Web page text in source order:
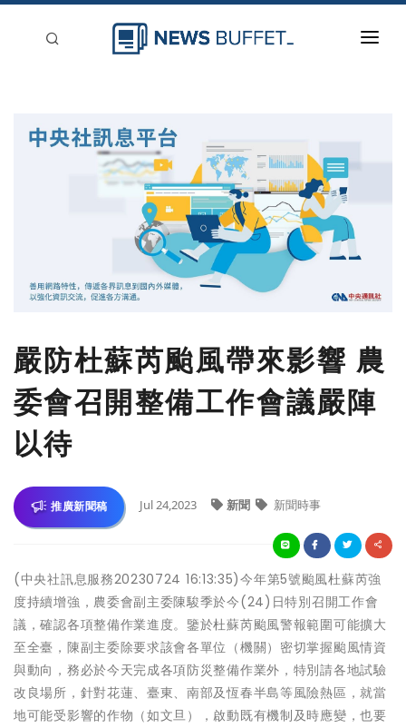
嚴防杜蘇芮颱風帶來影響 農
委會召開整備工作會議嚴陣
以待
推廣新聞稿 Jul 24,2023 新聞 新聞時事
(中央社訊息服務20230724 16:13:35)今年第5號颱風杜蘇芮強
度持續增強，農委會副主委陳駿季於今(24)日特別召開工作會
議，確認各項整備作業進度。鑒於杜蘇芮颱風警報範圍可能擴大
至全臺，陳副主委除要求該會各單位（機關）密切掌握颱風情資
與動向，務必於今天完成各項防災整備作業外，特別請各地試驗
改良場所，針對花蓮、臺東、南部及恆春半島等風險熱區，就當
地可能受影響的作物（如文旦），啟動既有機制及時應變，也要